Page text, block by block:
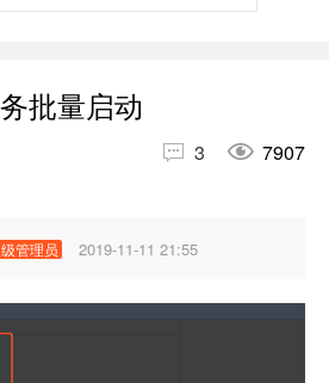
批量启动
 3  7907
管理员 2019-11-11 21:55